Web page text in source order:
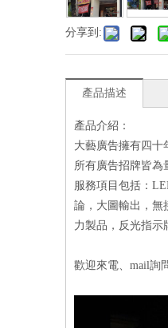
分享到:
產品描述
產品介紹：
大藝廣告擁有四十
所有廣告招牌皆為
服務項目包括：
論，大圖輸出，無
力製品，反光指示
歡迎來電、mail詢